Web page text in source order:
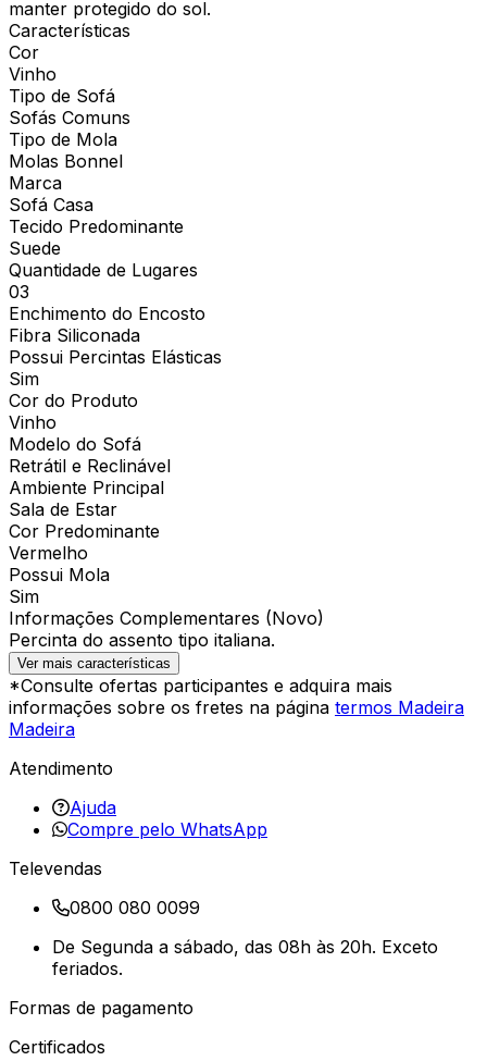
manter protegido do sol.
Características
Cor
Vinho
Tipo de Sofá
Sofás Comuns
Tipo de Mola
Molas Bonnel
Marca
Sofá Casa
Tecido Predominante
Suede
Quantidade de Lugares
03
Enchimento do Encosto
Fibra Siliconada
Possui Percintas Elásticas
Sim
Cor do Produto
Vinho
Modelo do Sofá
Retrátil e Reclinável
Ambiente Principal
Sala de Estar
Cor Predominante
Vermelho
Possui Mola
Sim
Informações Complementares (Novo)
Percinta do assento tipo italiana.
Ver mais características
*Consulte ofertas participantes e adquira mais
informações sobre os fretes na página termos Madeira
Madeira
Atendimento
Ajuda
Compre pelo WhatsApp
Televendas
0800 080 0099
De Segunda a sábado, das 08h às 20h. Exceto
feriados.
Formas de pagamento
Certificados